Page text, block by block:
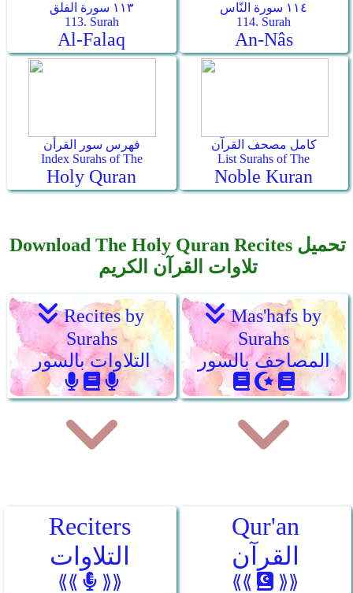
١١٣ سورة الفلق
113. Surah
Al-Falaq
١١٤ سورة النّاس
114. Surah
An-Nâs
فهرس سور القرأن
Index Surahs of The
Holy Quran
كامل مصحف القرآن
List Surahs of The
Noble Kuran
Download The Holy Quran Recites تحميل
تلاوات القرآن الكريم
Recites by
Surahs
التلاوات بالسور
Mas'hafs by
Surahs
المصاحف بالسور
Reciters
التلاوات
⟪⟪ ⟫⟫
Qur'an
القرآن
⟪⟪ ⟫⟫